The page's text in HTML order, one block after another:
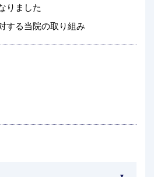
りました
する当院の取り組み